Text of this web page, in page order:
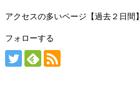
アクセスの多いページ【過去２日間】
フォローする